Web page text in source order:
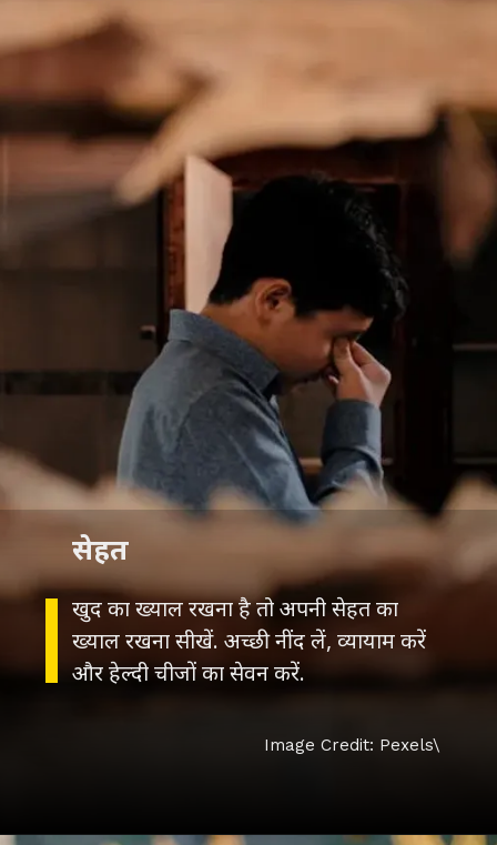
खुद का ख्याल रखना है तो अपनी सेहत का
ख्याल रखना सीखें. अच्छी नींद लें, व्यायाम करें
और हेल्दी चीजों का सेवन करें.
सेहत
Image Credit: Pexels\